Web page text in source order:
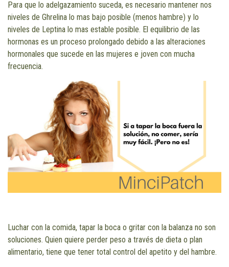
Para que lo adelgazamiento suceda, es necesario mantener nos
niveles de Ghrelina lo mas bajo posible (menos hambre) y lo
niveles de Leptina lo mas estable posible. El equilibrio de las
hormonas es un proceso prolongado debido a las alteraciones
hormonales que sucede en las mujeres e joven con mucha
frecuencia.
Luchar con la comida, tapar la boca o gritar con la balanza no son
soluciones. Quien quiere perder peso a través de dieta o plan
alimentario, tiene que tener total control del apetito y del hambre.